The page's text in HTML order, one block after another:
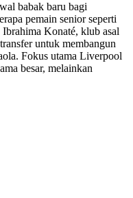
babak baru bagi
pemain senior seperti
Konaté, klub asal
untuk membangun
Fokus utama Liverpool
besar, melainkan